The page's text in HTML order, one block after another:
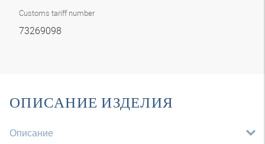
Customs tariff number
73269098
ОПИСАНИЕ ИЗДЕЛИЯ
Описание